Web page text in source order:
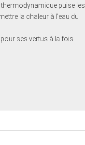
thermodynamique puise les
la chaleur à l’eau du
ses vertus à la fois